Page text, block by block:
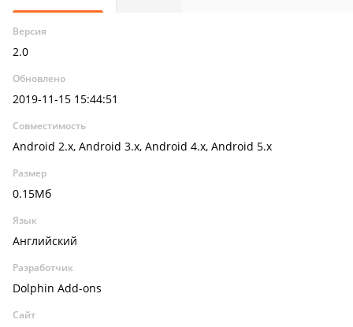
Версия
2.0
Обновлено
2019-11-15 15:44:51
Совместимость
Android 2.x, Android 3.x, Android 4.x, Android 5.x
Размер
0.15Мб
Язык
Английский
Разработчик
Dolphin Add-ons
Сайт